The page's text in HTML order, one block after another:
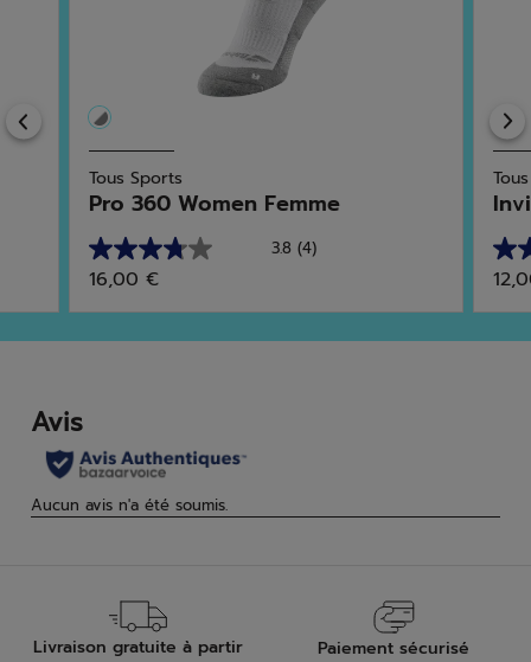
Previous
Tous Sports
Pro 360 Women Femme
3.8 (4)
3.8
sur
5
étoiles.
16,00 €
4.7
sur
5
Livraison gratuite à partir
Paiement sécurisé